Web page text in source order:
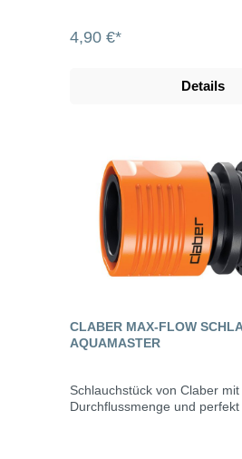
4,90 €*
Details
CLABER MAX-FLOW
AQUAMASTER
Schlauchstück von Claber
Durchflussmenge und perfekt